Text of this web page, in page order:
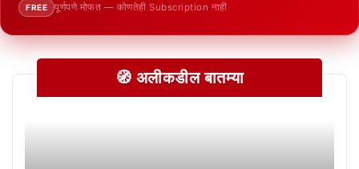
FREE पूर्णपणे मोफत — कोणतेही Subscription नाही
🧭 अलीकडील बातम्या